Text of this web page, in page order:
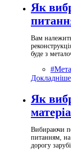
Як
Вам
буде з
Докладніше
Як
Вибираючи
питанням,
дорогу